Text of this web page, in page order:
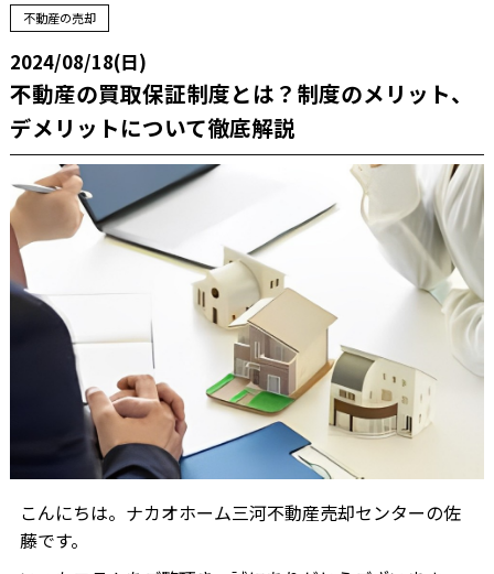
不動産の売却
2024/08/18(日)
不動産の買取保証制度とは？制度のメリット、
デメリットについて徹底解説
こんにちは。ナカオホーム三河不動産売却センターの佐
藤です。